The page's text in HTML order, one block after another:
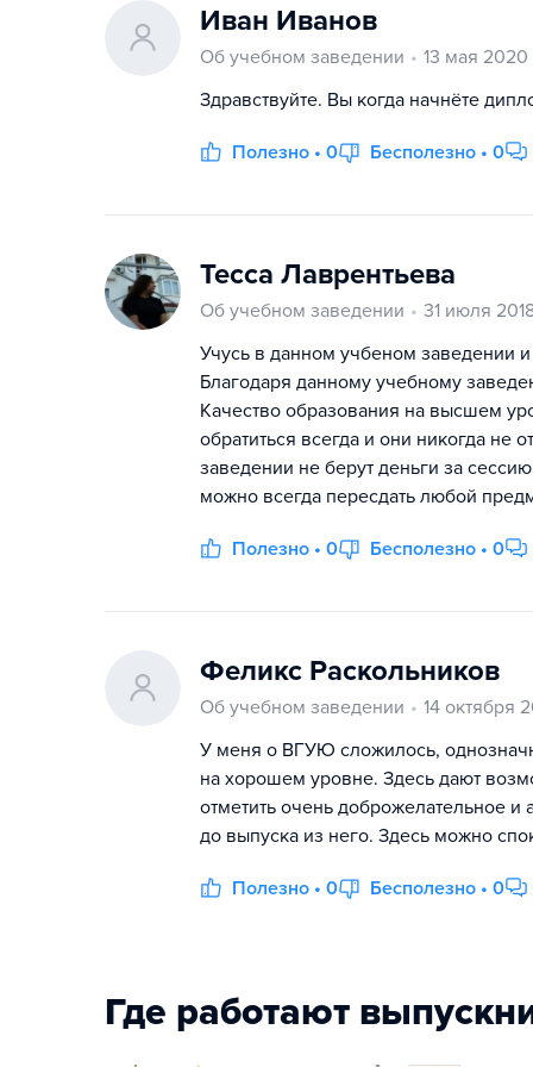
Иван Иванов
Об учебном заведении
13 мая 2020
Здравствуйте. Вы когда начнёте
Полезно • 0 Бесполезно • 0
Тесса Лаврентьева
Об учебном заведении
31 июля
Учусь в данном учбеном заведении
Благодаря данному учебному
Качество образования на высшем
обратиться всегда и они никогда
заведении не берут деньги за
можно всегда пересдать любой
Полезно • 0 Бесполезно • 0
Феликс Раскольников
Об учебном заведении
14 октября
У меня о ВГУЮ сложилось,
на хорошем уровне. Здесь дают
отметить очень доброжелательное и
до выпуска из него. Здесь можно
Полезно • 0 Бесполезно • 0
Где работают